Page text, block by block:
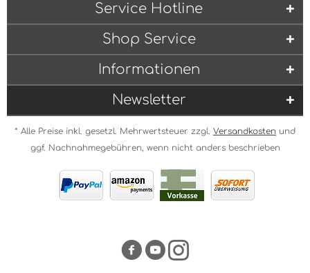
Service Hotline
Shop Service
Informationen
Newsletter
* Alle Preise inkl. gesetzl. Mehrwertsteuer zzgl. Versandkosten und
ggf. Nachnahmegebühren, wenn nicht anders beschrieben